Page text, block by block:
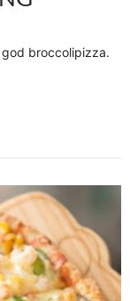
broccolipizza.